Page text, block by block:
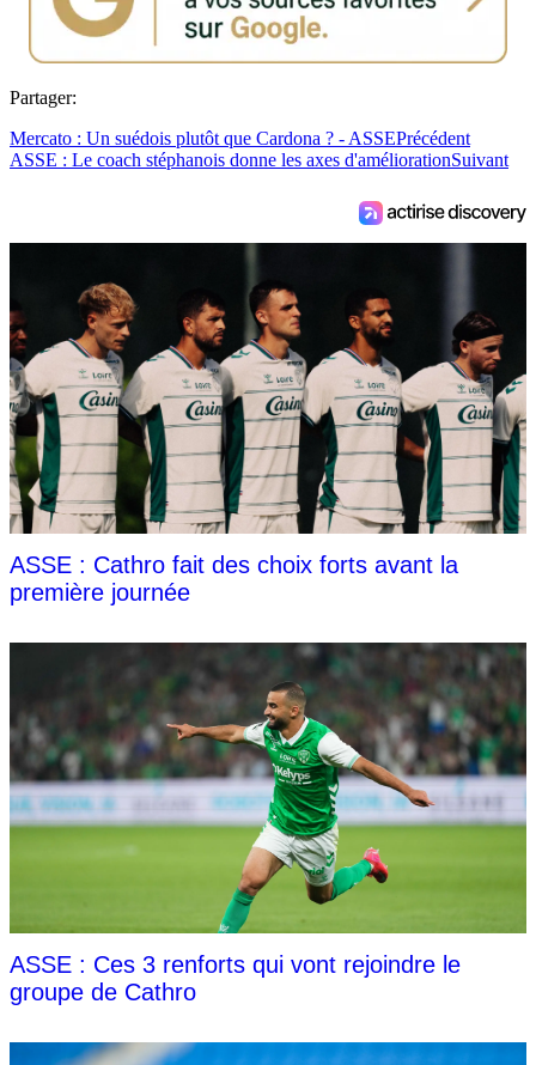
Partager:
Mercato : Un suédois plutôt que Cardona ? - ASSEPrécédent
ASSE : Le coach stéphanois donne les axes d'améliorationSuivant
ASSE : Cathro fait des choix forts avant la
première journée
ASSE : Ces 3 renforts qui vont rejoindre le
groupe de Cathro